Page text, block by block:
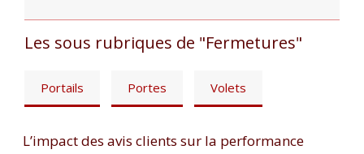
Les sous rubriques de "Fermetures"
Portails Portes Volets
L’impact des avis clients sur la performance